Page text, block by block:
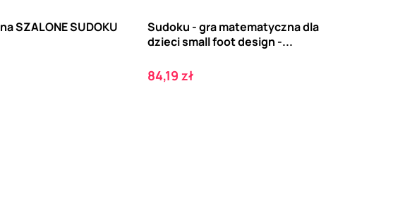
SZALONE SUDOKU
Sudoku - gra matematyczna dla
dzieci small foot design -...
Cena
84,19 zł